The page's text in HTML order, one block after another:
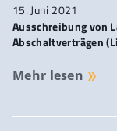
15. Juni 2021
Ausschreibung von
Abschaltverträgen
Mehr lesen